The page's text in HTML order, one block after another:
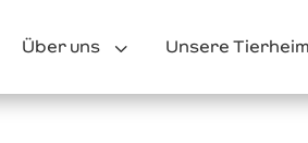
3
Über uns Unsere